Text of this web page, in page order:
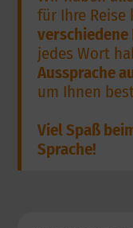
für Ihre
jedes Wort
Aussprache
um Ihnen
Viel Spaß
Sprache!